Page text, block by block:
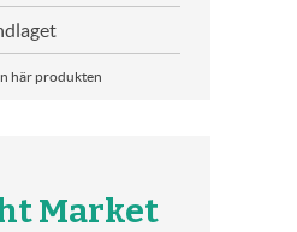
här produkten
Market